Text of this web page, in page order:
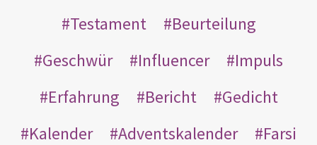
Testament
Beurteilung
Geschwür
Influencer
Impuls
Erfahrung
Bericht
Gedicht
Kalender
Adventskalender
Farsi